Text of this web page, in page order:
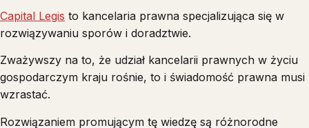
Capital Legis to kancelaria prawna specjalizująca się w
rozwiązywaniu sporów i doradztwie.
Zważywszy na to, że udział kancelarii prawnych w życiu
gospodarczym kraju rośnie, to i świadomość prawna musi
wzrastać.
Rozwiązaniem promującym tę wiedzę są różnorodne